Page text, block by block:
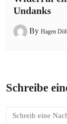
Undanks
By Hagen
Schreibe